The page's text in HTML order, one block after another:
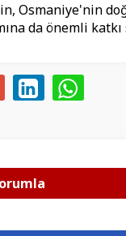
Osmaniye'nin
da önemli katkı